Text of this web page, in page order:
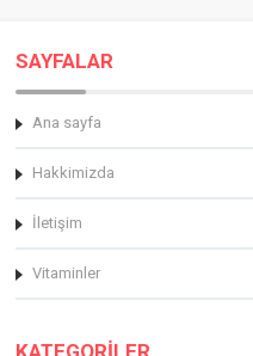
SAYFALAR
Ana sayfa
Hakkimizda
İletişim
Vitaminler
KATEGORİLER